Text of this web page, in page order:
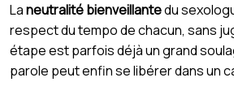
Laneutralité bienveillantedu
respect du tempo de chacun, sans
étape est parfois déjà un grand
parole peut enfin se libérer dans un